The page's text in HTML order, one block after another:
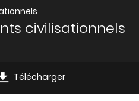
civilisationnels
Télécharger